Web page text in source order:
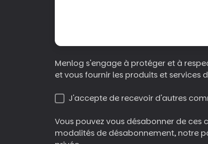
Menlog s'engage à protéger et à
et vous fournir les produits et services
J'accepte de recevoir d'autres
Vous pouvez vous désabonner de
modalités de désabonnement, notre